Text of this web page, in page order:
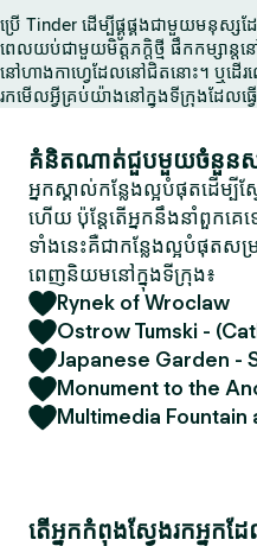
ប្រើ Tinder ដើម្បីផ្គូផ្គងជាមួយមនុ
ពេលយប់ជាមួយមិត្តភក្តិថ្មី ផឹកកម្សាន្ត
នៅហាងកាហ្វេដែលនៅជិតនោះ។ ឬដើ
រកមើលអ្វីគ្រប់យ៉ាងនៅក្នុងទីក្រុងដែលធ្
គំនិតណាត់ជួបមួយចំនួនសម្
អ្នកស្គាល់កន្លែងល្អបំផុតដើម្
ហើយ ប៉ុន្តែតើអ្នកនឹងនាំពួកគ
ទាំងនេះគឺជាកន្លែងល្អបំផុតស
ពេញនិយមនៅក្នុងទីក្រុង៖
Rynek of Wroclaw
Ostrow Tumski -
Japanese Garden -
Monument to the
Multimedia Fountain
តើអ្នកកំពុងស្វែងរកអ្នក